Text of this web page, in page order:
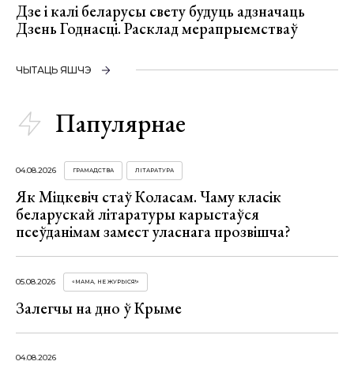
Дзе і калі беларусы свету будуць адзначаць
Дзень Годнасці. Расклад мерапрыемстваў
ЧЫТАЦЬ ЯШЧЭ
Папулярнае
04.08.2026 ГРАМАДСТВА ЛІТАРАТУРА
Як Міцкевіч стаў Коласам. Чаму класік
беларускай літаратуры карыстаўся
псеўданімам замест уласнага прозвішча?
05.08.2026 «МАМА, НЕ ЖУРЫСЯ!»
Залегчы на дно ў Крыме
04.08.2026